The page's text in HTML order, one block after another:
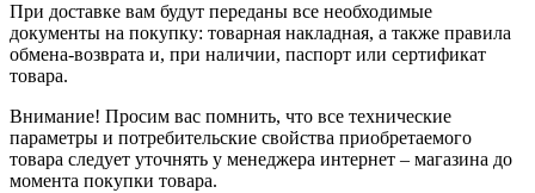
При доставке вам будут переданы все необходимые
документы на покупку: товарная накладная, а также правила
обмена-возврата и, при наличии, паспорт или сертификат
товара.
Внимание! Просим вас помнить, что все технические
параметры и потребительские свойства приобретаемого
товара следует уточнять у менеджера интернет – магазина до
момента покупки товара.